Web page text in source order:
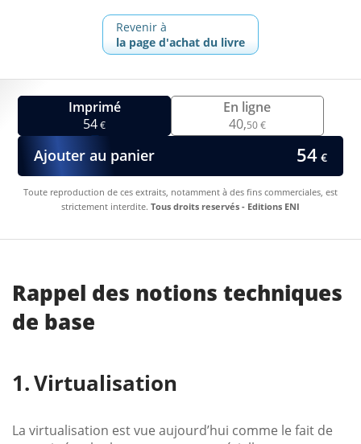
Revenir à
la page d'achat du livre
Imprimé
54€
En ligne
40,50 €
Ajouter au panier 54€
Toute reproduction de ces extraits, notamment à des fins commerciales, est
strictement interdite. Tous droits reservés - Editions ENI
Rappel des notions techniques
de base
Virtualisation
La virtualisation est vue aujourd’hui comme le fait de